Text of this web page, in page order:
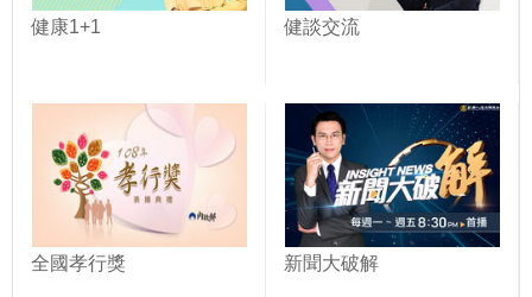
健康1+1 健談交流
全國孝行獎 新聞大破解